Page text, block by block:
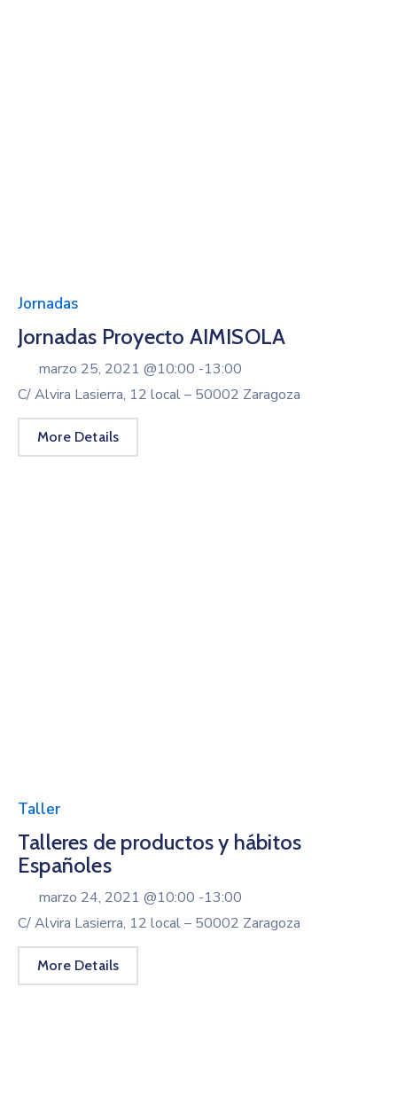
Jornadas
Jornadas Proyecto AIMISOLA
marzo 25, 2021 @10:00 -13:00
C/ Alvira Lasierra, 12 local – 50002 Zaragoza
More Details
Taller
Talleres de productos y hábitos
Españoles
marzo 24, 2021 @10:00 -13:00
C/ Alvira Lasierra, 12 local – 50002 Zaragoza
More Details